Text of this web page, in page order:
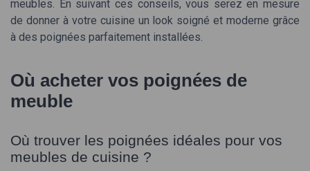
meubles. En suivant ces conseils, vous serez en mesure
de donner à votre cuisine un look soigné et moderne grâce
à des poignées parfaitement installées.
Où acheter vos poignées de
meuble
Où trouver les poignées idéales pour vos
meubles de cuisine ?
Recevez les dernières actualités de
➔ Je m'inscris